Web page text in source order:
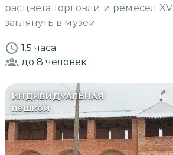
расцвета торговли и ремесел
заглянуть в музеи
1.5 часа
до 8 человек
ИНДИВИДУАЛЬНАЯ
пешком